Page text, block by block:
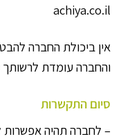
achiya.co.il
אין ביכולת החברה
והחברה עומדת
סיום התקשרות
– לחברה תהיה